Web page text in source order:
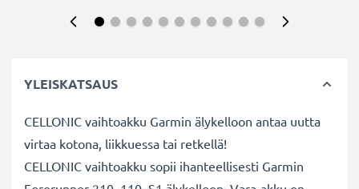
YLEISKATSAUS
CELLONIC vaihtoakku Garmin älykelloon antaa uutta
virtaa kotona, liikkuessa tai retkellä!
CELLONIC vaihtoakku sopii ihanteellisesti Garmin